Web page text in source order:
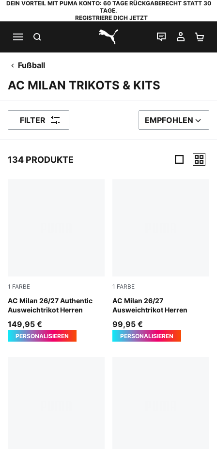
DEIN VORTEIL MIT PUMA KONTO: 60 TAGE RÜCKGABERECHT STATT 30
TAGE.
REGISTRIERE DICH JETZT
PUMA.com
LIVE-CHAT
MEIN
Fußball
AC MILAN TRIKOTS & KITS
FILTER SORTIEREN NACH
EMPFOHLEN
134 PRODUKTE
1 FARBE
AC Milan 26/27 Authentic
Ausweichtrikot Herren
Flat Dark Gray-Glowing Red
149,95 €
PERSONALISIEREN
1 FARBE
AC Milan 26/27
Ausweichtrikot Herren
Flat Dark Gray-Glowing Red
99,95 €
PERSONALISIEREN